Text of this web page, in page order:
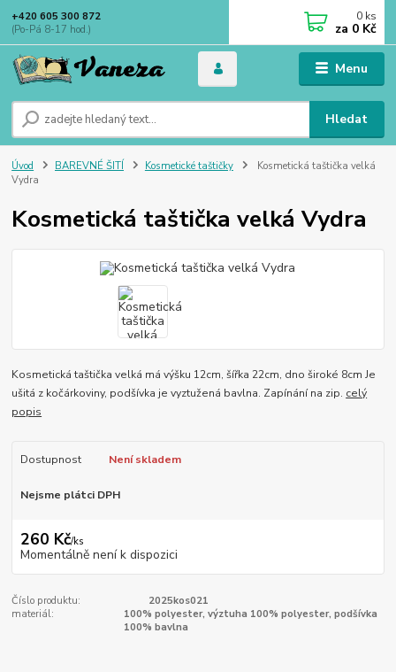
Menu
Hledat
+420 605 300 872
(Po-Pá 8-17 hod.)
0 ks
za 0 Kč
Úvod BAREVNÉ ŠITÍ Kosmetické taštičky
Kosmetická taštička velká
Vydra
Kosmetická taštička velká Vydra
Kosmetická taštička velká má výšku 12cm, šířka 22cm, dno široké 8cm Je
ušitá z kočárkoviny, podšívka je vyztužená bavlna. Zapínání na zip. celý
popis
Dostupnost Není skladem
Nejsme plátci DPH
260 Kč/ks
Momentálně není k dispozici
Číslo produktu:
2025kos021
materiál:
100% polyester, výztuha 100% polyester, podšívka
100% bavlna